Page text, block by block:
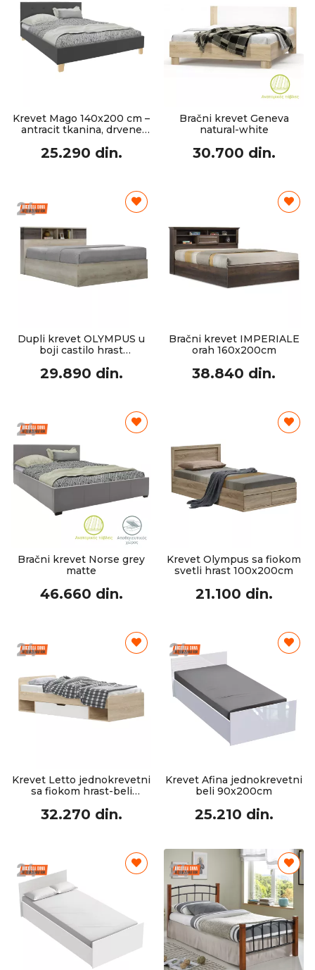
Krevet Mago 140x200 cm –
antracit tkanina, drvene
25.290 din.
Bračni krevet Geneva
natural-white
30.700 din.
Dupli krevet OLYMPUS u
boji castilo hrast
29.890 din.
Bračni krevet IMPERIALE
orah 160x200cm
38.840 din.
Bračni krevet Norse grey
matte
46.660 din.
Krevet Olympus sa fiokom
svetli hrast 100x200cm
21.100 din.
Krevet Letto jednokrevetni
sa fiokom hrast-beli
32.270 din.
Krevet Afina jednokrevetni
beli 90x200cm
25.210 din.